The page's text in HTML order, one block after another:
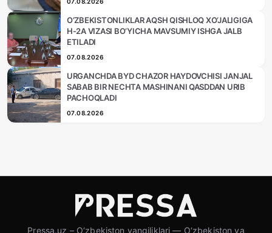
O‘ZBEKISTONLIKLAR AQSH QISHLOQ XO‘JALIGIGA
H-2A VIZASI BO‘YICHA MAVSUMIY ISHGA JALB
ETILADI
07.08.2026
URGANCHDA BYD CHAZOR HAYDOVCHISI JANJAL
SABAB BIR NECHTA MASHINANI QASDDAN URIB
PACHOQLADI
07.08.2026
Pressa.uz – O‘zbekiston yangiliklari — O‘zbekiston va